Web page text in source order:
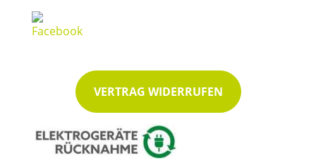
VERTRAG WIDERRUFEN